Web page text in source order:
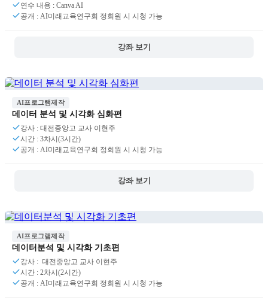
연수 내용 : Canva AI
공개 : AI미래교육연구회 정회원 시 시청 가능
강좌 보기
AI프로그램제작
데이터 분석 및 시각화 심화편
강사 : 대전중앙고 교사 이현주
시간 : 3차시(3시간)
공개 : AI미래교육연구회 정회원 시 시청 가능
강좌 보기
AI프로그램제작
데이터분석 및 시각화 기초편
강사 : 대전중앙고 교사 이현주
시간 : 2차시(2시간)
공개 : AI미래교육연구회 정회원 시 시청 가능